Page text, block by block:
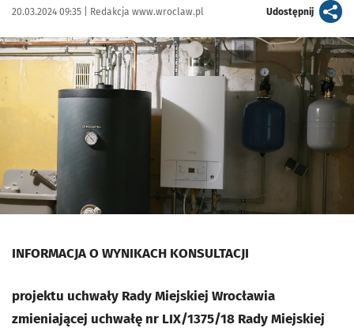
Data publikacji:
20.03.2024 09:35 | Autor:
Redakcja www.wroclaw.pl Udostępnijartykuł
Kliknij, aby powiększyć
INFORMACJA O WYNIKACH KONSULTACJI
projektu uchwały Rady Miejskiej Wrocławia
zmieniającej uchwałę nr LIX/1375/18 Rady Miejskiej